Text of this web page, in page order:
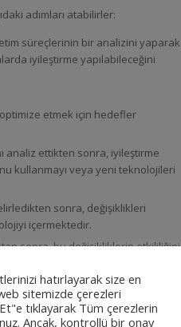
adımları atabilirler:
süreçlerinin bir analizini yaparak
iyileştirme yapılabileceğini
etmek için hedefler
analiz ettikten sonra, iyileştirme
kullanmayı veya yeni teknolojileri
sonra, değişiklikleri
içermektedir.
sonra, bu değişikliklerin etkililiğini
belirlemeye yardımcı olacaktır.
hatırlayarak size en
sitemizde çerezleri
tıklayarak Tüm çerezlerin
Ancak, kontrollü bir onay